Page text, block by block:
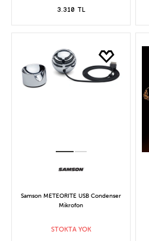
3.310 TL
Samson METEORITE USB Condenser
Mikrofon
STOKTA YOK